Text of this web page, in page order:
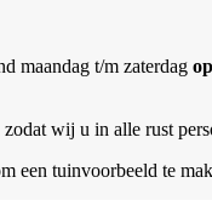
maandag t/m zaterdag
wij u in alle rust
een tuinvoorbeeld te